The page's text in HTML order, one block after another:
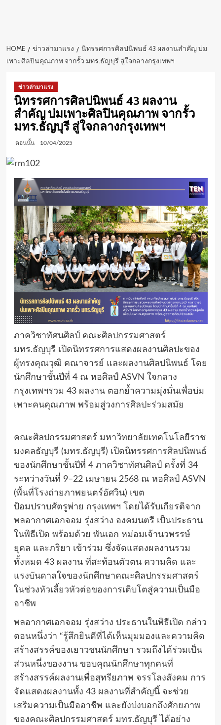
HOME ข่าวล่ามาแรง
นิทรรศการศิลปนิพนธ์ 43 ผลงานสำคัญ บ่ม
เพาะศิลปินคุณภาพ จากรั้ว มทร.ธัญบุรี สู่ใจกลางกรุงเทพฯ
ข่าวล่ามาแรง
นิทรรศการศิลปนิพนธ์ 43 ผลงาน
สำคัญ บ่มเพาะศิลปินคุณภาพ จากรั้ว
มทร.ธัญบุรี สู่ใจกลางกรุงเทพฯ
ตอนนั้น 10/04/2025
ภาควิชาทัศนศิลป์ คณะศิลปกรรมศาสตร์
มทร.ธัญบุรี เปิดนิทรรศการแสดงผลงานศิลปะของ
ผู้ทรงคุณวุฒิ คณาจารย์ และผลงานศิลปนิพนธ์ โดย
นักศึกษาชั้นปีที่ 4 ณ หอศิลป์ ASVN ใจกลาง
กรุงเทพฯรวม 43 ผลงาน ตอกย้ำความมุ่งมั่นเพื่อบ่ม
เพาะคนคุณภาพ พร้อมสู่วงการศิลปะร่วมสมัย
คณะศิลปกรรมศาสตร์ มหาวิทยาลัยเทคโนโลยีราช
มงคลธัญบุรี (มทร.ธัญบุรี) เปิดนิทรรศการศิลปนิพนธ์
ของนักศึกษาชั้นปีที่ 4 ภาควิชาทัศนศิลป์ ครั้งที่ 34
ระหว่างวันที่ 9–22 เมษายน 2568 ณ หอศิลป์ ASVN
(พื้นที่โรงถ่ายภาพยนตร์อัศวิน) เขต
ป้อมปราบศัตรูพ่าย กรุงเทพฯ โดยได้รับเกียรติจาก
พลอากาศเอกจอม รุ่งสว่าง องคมนตรี เป็นประธาน
ในพิธีเปิด พร้อมด้วย พันเอก หม่อมเจ้านวพรรษ์
ยุคล และภริยา เข้าร่วม ซึ่งจัดแสดงผลงานรวม
ทั้งหมด 43 ผลงาน ที่สะท้อนตัวตน ความคิด และ
แรงบันดาลใจของนักศึกษาคณะศิลปกรรมศาสตร์
ในช่วงหัวเลี้ยวหัวต่อของการเติบโตสู่ความเป็นมือ
อาชีพ
พลอากาศเอกจอม รุ่งสว่าง ประธานในพิธีเปิด กล่าว
ตอนหนึ่งว่า “รู้สึกยินดีที่ได้เห็นมุมมองและความคิด
สร้างสรรค์ของเยาวชนนักศึกษา รวมถึงได้ร่วมเป็น
ส่วนหนึ่งของงาน ขอบคุณนักศึกษาทุกคนที่
สร้างสรรค์ผลงานเพื่อสุทรียภาพ จรรโลงสังคม การ
จัดแสดงผลงานทั้ง 43 ผลงานที่สำคัญนี้ จะช่วย
เสริมความเป็นมืออาชีพ และยังบ่งบอกถึงศักยภาพ
ของคณะศิลปกรรมศาสตร์ มทร.ธัญบุรี ได้อย่าง